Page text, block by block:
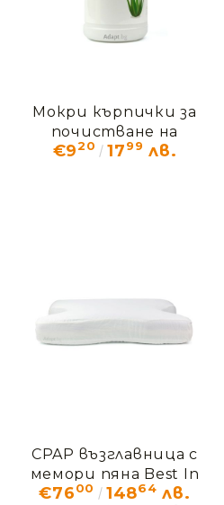
Мокри кърпички за
почистване на
CPAP маска
€920 1799 лв.
CPAP възглавница с
мемори пяна Best In
Rest
€7600 14864 лв.